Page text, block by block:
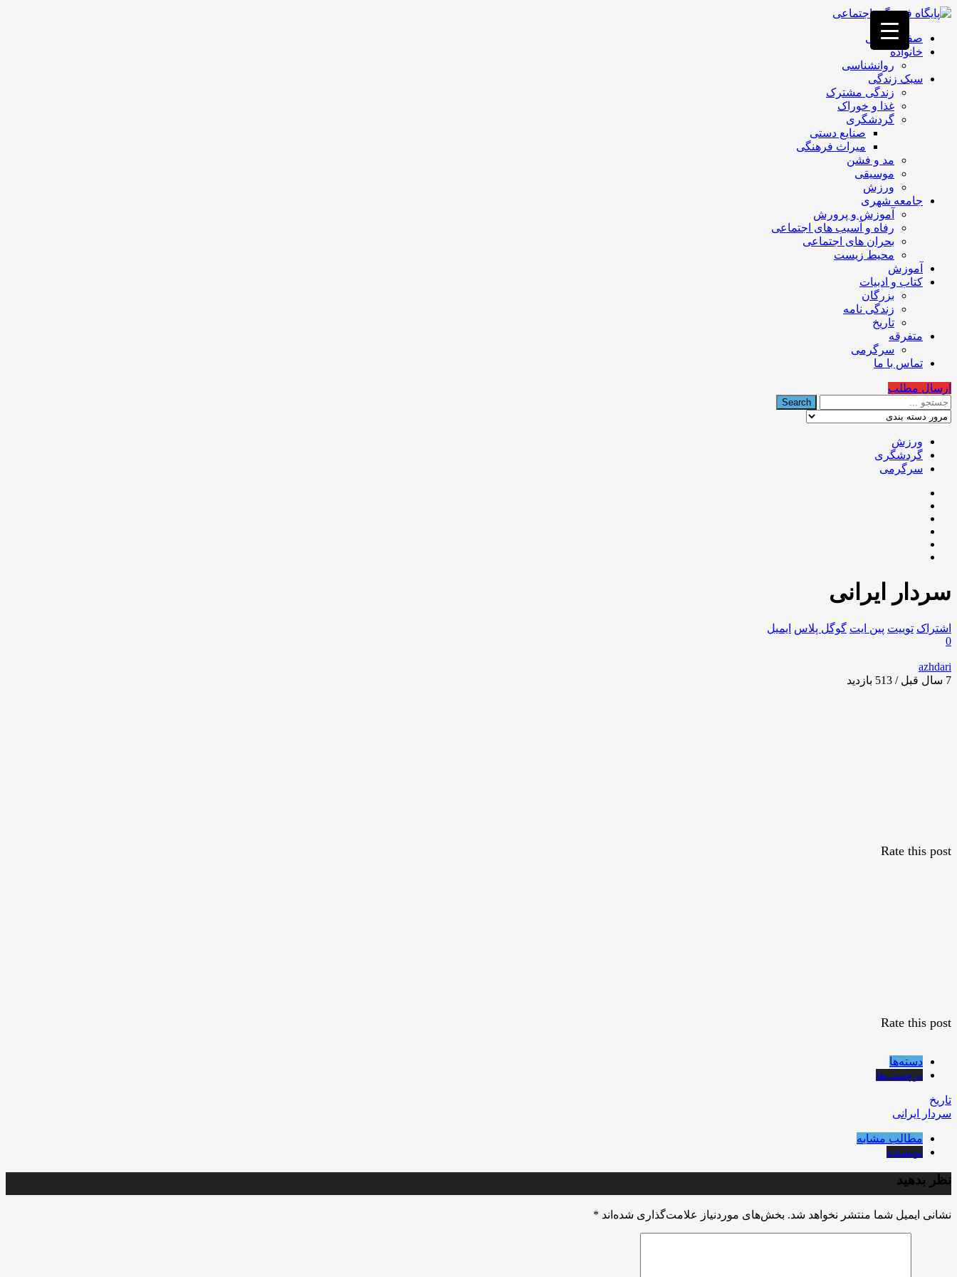
فصد
غرب
تهران
خشکشویی
تصفیه
تهران
صفحه اصلی
خانواده
روانشناسی
سبک زندگی
زندگی مشترک
غذا و خوراک
گردشگری
صنایع دستی
میراث فرهنگی
مد و فشن
موسیقی
ورزش
جامعه شهری
آموزش و پرورش
رفاه و آسیب های اجتماعی
بحران های اجتماعی
محیط زیست
آموزش
کتاب و ادبیات
بزرگان
زندگی نامه
تاریخ
متفرقه
سرگرمی
تماس با ما
ارسال مطلب
ورزش
گردشگری
سرگرمی
سردار ايرانى
اشتراک توییت پین ایت گوگل‌ پلاس ایمیل
0
azhdari
7 سال قبل / 513
بازدید
Rate this post
Rate this post
دسته‌ها
برچسب‌ها
تاریخ
سردار ايرانى
مطالب مشابه
نویسنده
نظر بدهید
نشانی ایمیل شما منتشر نخواهد شد. بخش‌های موردنیاز علامت‌گذاری شده‌اند *